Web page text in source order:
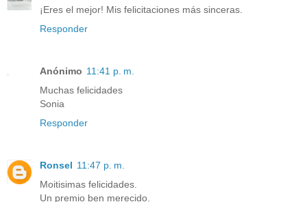
¡Eres el mejor! Mis felicitaciones más sinceras.
Responder
Anónimo 11:41 p. m.
Muchas felicidades
Sonia
Responder
Ronsel 11:47 p. m.
Moitisimas felicidades.
Un premio ben merecido.